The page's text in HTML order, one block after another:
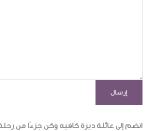
انضم إلى عائلة ديرة كافيه وكن جزءًا من